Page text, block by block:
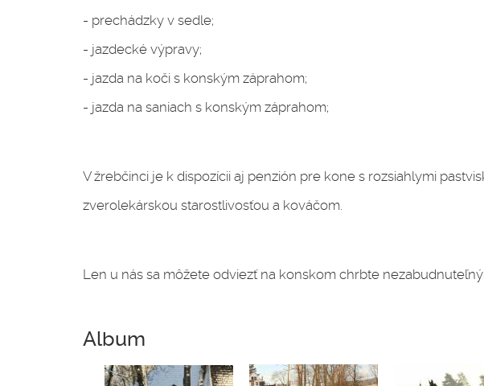
- prechádzky v sedle;
- jazdecké výpravy;
- jazda na koči s konským záprahom;
- jazda na saniach s konským záprahom;
V žrebčinci je k dispozícii aj penzión pre kone s rozsiahlymi
zverolekárskou starostlivosťou a kováčom.
Len u nás sa môžete odviezť na konskom chrbte
Album